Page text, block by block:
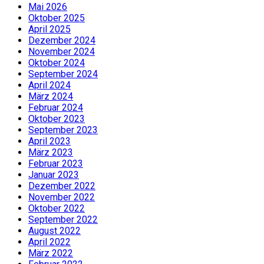
Mai 2026
Oktober 2025
April 2025
Dezember 2024
November 2024
Oktober 2024
September 2024
April 2024
März 2024
Februar 2024
Oktober 2023
September 2023
April 2023
März 2023
Februar 2023
Januar 2023
Dezember 2022
November 2022
Oktober 2022
September 2022
August 2022
April 2022
März 2022